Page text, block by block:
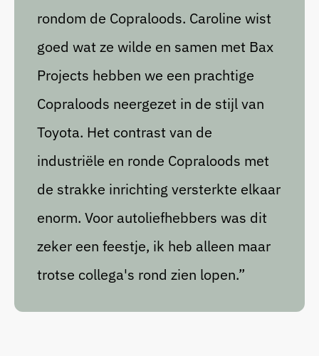
rondom de Copraloods. Caroline wist
goed wat ze wilde en samen met Bax
Projects hebben we een prachtige
Copraloods neergezet in de stijl van
Toyota. Het contrast van de
industriële en ronde Copraloods met
de strakke inrichting versterkte elkaar
enorm. Voor autoliefhebbers was dit
zeker een feestje, ik heb alleen maar
trotse collega's rond zien lopen.”